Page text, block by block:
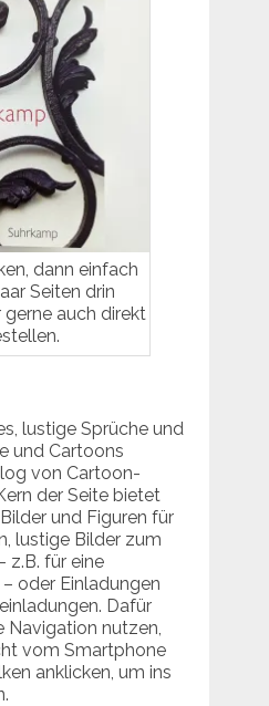
dann einfach
Seiten drin
auch direkt
lustige Sprüche und
und Cartoons
von Cartoon-
der Seite bietet
und Figuren für
lustige Bilder zum
z.B. für eine
oder Einladungen
Dafür
Navigation nutzen,
vom Smartphone
anklicken, um ins